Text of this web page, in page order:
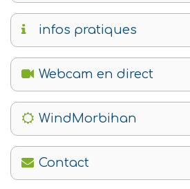
infos pratiques
Webcam en direct
WindMorbihan
Contact